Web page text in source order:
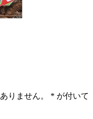
りません。 * が付いて